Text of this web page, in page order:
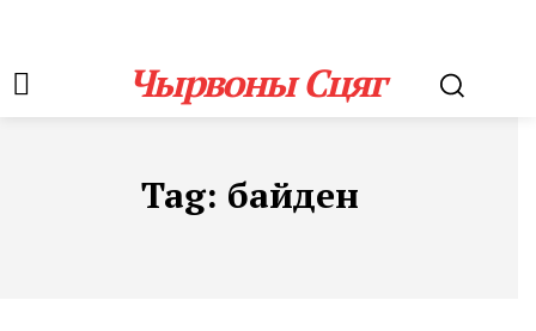
Чырвоны Сцяг
Tag: байден